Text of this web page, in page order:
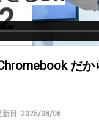
シート
だ
新日: 2025/08/06